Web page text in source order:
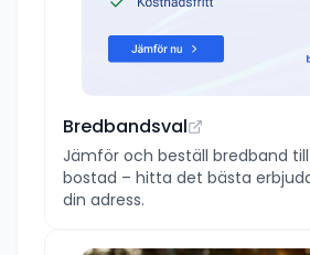
Bredbandsval
Jämför och beställ bredband
bostad – hitta det bästa
din adress.